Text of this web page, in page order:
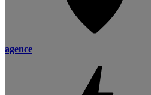
agence